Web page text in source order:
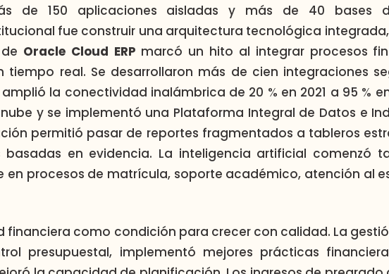
de 150 aplicaciones aisladas y más de 40 bases
fue construir una arquitectura tecnológica
Oracle Cloud ERP marcó un hito al integrar procesos
tiempo real. Se desarrollaron más de cien integraciones
la conectividad inalámbrica de 20 % en 2021 a 95 %
y se implementó una Plataforma Integral de Datos e
permitió pasar de reportes fragmentados a tableros
en evidencia. La inteligencia artificial comenzó
en procesos de matrícula, soporte académico, atención al
financiera como condición para crecer con calidad. La
presupuestal, implementó mejores prácticas